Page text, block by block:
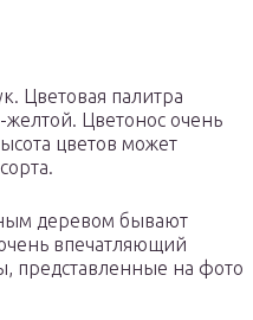
Цветовая палитра
Цветонос очень
цветов может
деревом бывают
впечатляющий
представленные на фото